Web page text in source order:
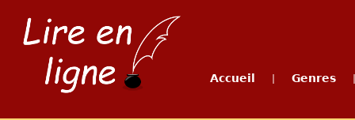
Accueil Genres